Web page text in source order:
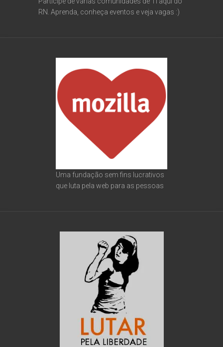
RN. Aprenda, conheça eventos e veja vagas :)
Uma fundação sem fins lucrativos
que luta pela web para as pessoas